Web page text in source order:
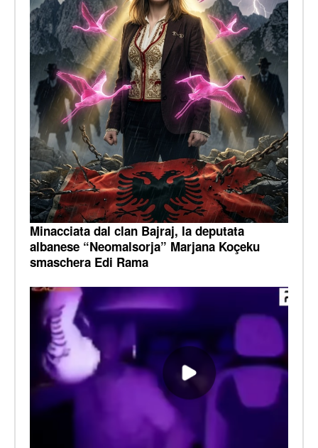
Minacciata dal clan Bajraj, la deputata
albanese “Neomalsorja” Marjana Koçeku
smaschera Edi Rama